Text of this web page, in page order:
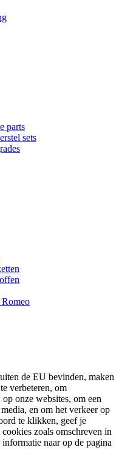
parts
sets
de EU bevinden, maken
verbeteren, om
onze websites, om een
en om het verkeer op
te klikken, geef je
zoals omschreven in
naar op de pagina